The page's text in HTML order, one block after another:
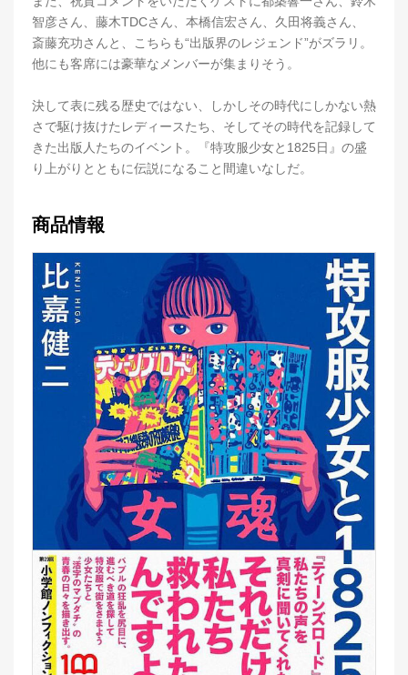
智彦さん、藤木TDCさん、本橋信宏さん、久田将義さん、
斎藤充功さんと、こちらも“出版界のレジェンド”がズラリ。
他にも客席には豪華なメンバーが集まりそう。
決して表に残る歴史ではない、しかしその時代にしかない熱
さで駆け抜けたレディースたち、そしてその時代を記録して
きた出版人たちのイベント。『特攻服少女と1825日』の盛
り上がりとともに伝説になること間違いなしだ。
商品情報